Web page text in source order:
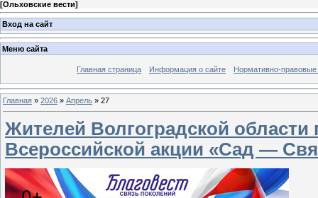
[Ольховские вести]
Вход на сайт
Меню сайта
Главная страница Информация о сайте Нормативно-правовые
Главная » 2026 » Апрель » 27
Жителей Волгоградской
Всероссийской акции «Сад —